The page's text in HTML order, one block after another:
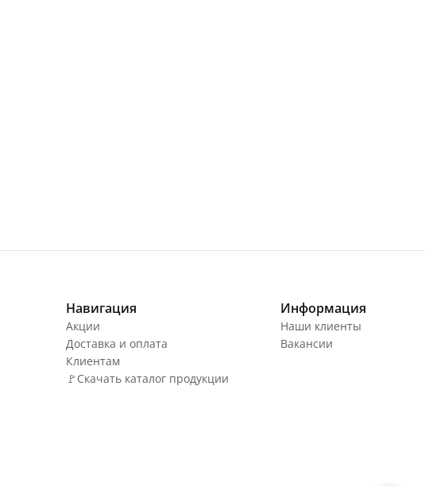
Навигация
Акции
Доставка и оплата
Клиентам
🚩Скачать каталог продукции
Информация
Наши клиенты
Вакансии